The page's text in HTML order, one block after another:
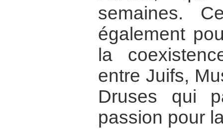
semaines.
également
la
entre Juifs,
Druses qui
passion pour